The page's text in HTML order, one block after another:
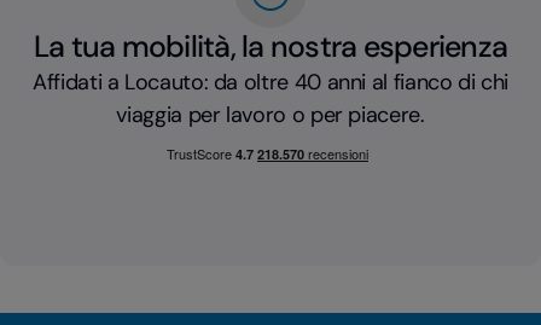
La tua mobilità, la nostra esperienza
Affidati a Locauto: da oltre 40 anni al fianco di chi
viaggia per lavoro o per piacere.